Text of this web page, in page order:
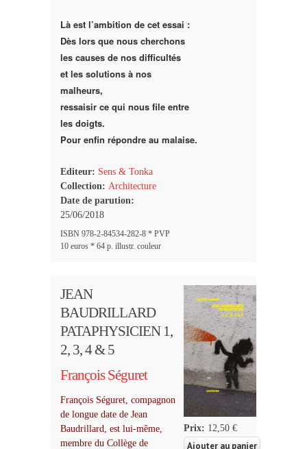
Là est l’ambition de cet essai :
Dès lors que nous cherchons
les causes de nos difficultés
et les solutions à nos
malheurs,
ressaisir ce qui nous file entre
les doigts.
Pour enfin répondre au malaise.
Editeur: Sens & Tonka
Collection: Architecture
Date de parution:
25/06/2018
ISBN 978-2-84534-282-8 * PVP
10 euros * 64 p. illustr. couleur
JEAN
BAUDRILLARD
PATAPHYSICIEN 1,
2, 3, 4 & 5
François Séguret
François Séguret, compagnon
de longue date de Jean
Baudrillard, est lui-même,
membre du Collège de
Prix: 12,50 €